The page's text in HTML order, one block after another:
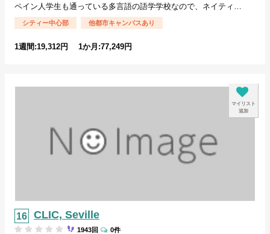
ペイン人学生も通っている多言語の語学学校なので、ネイティ…
シティー中心部 他都市キャンパスあり
1週間:19,312円 1か月:77,249円
マイリスト
追加
CLIC, Seville
1943回 0件